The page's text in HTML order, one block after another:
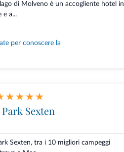
di Molveno è un accogliente hotel in
e a...
per conoscere la
Sexten
Sexten, tra i 10 migliori campeggi